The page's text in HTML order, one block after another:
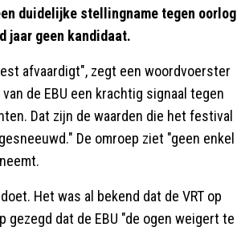
duidelijke stellingname tegen oorlog
jaar geen kandidaat.
afvaardigt", zegt een woordvoerster
de EBU een krachtig signaal tegen
Dat zijn de waarden die het festival
De omroep ziet "geen enkel
Het was al bekend dat de VRT op
gezegd dat de EBU "de ogen weigert te